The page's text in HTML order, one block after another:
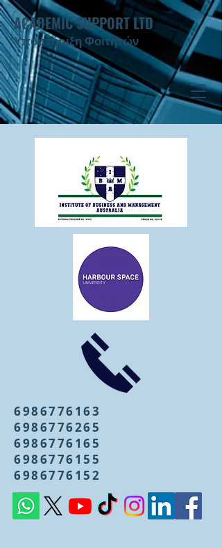
6986776163
6986776265
6986776165
6986776155
6986776152
ACADEMIC SUPPORT LTD
Υποστήριξη Φοιτητών ​